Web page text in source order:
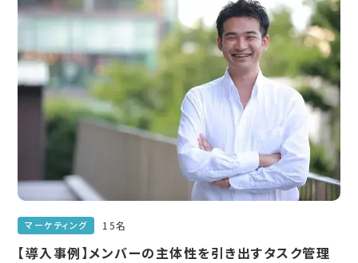
マーケティング 15名
【導入事例】メンバーの主体性を引き出すタスク管理